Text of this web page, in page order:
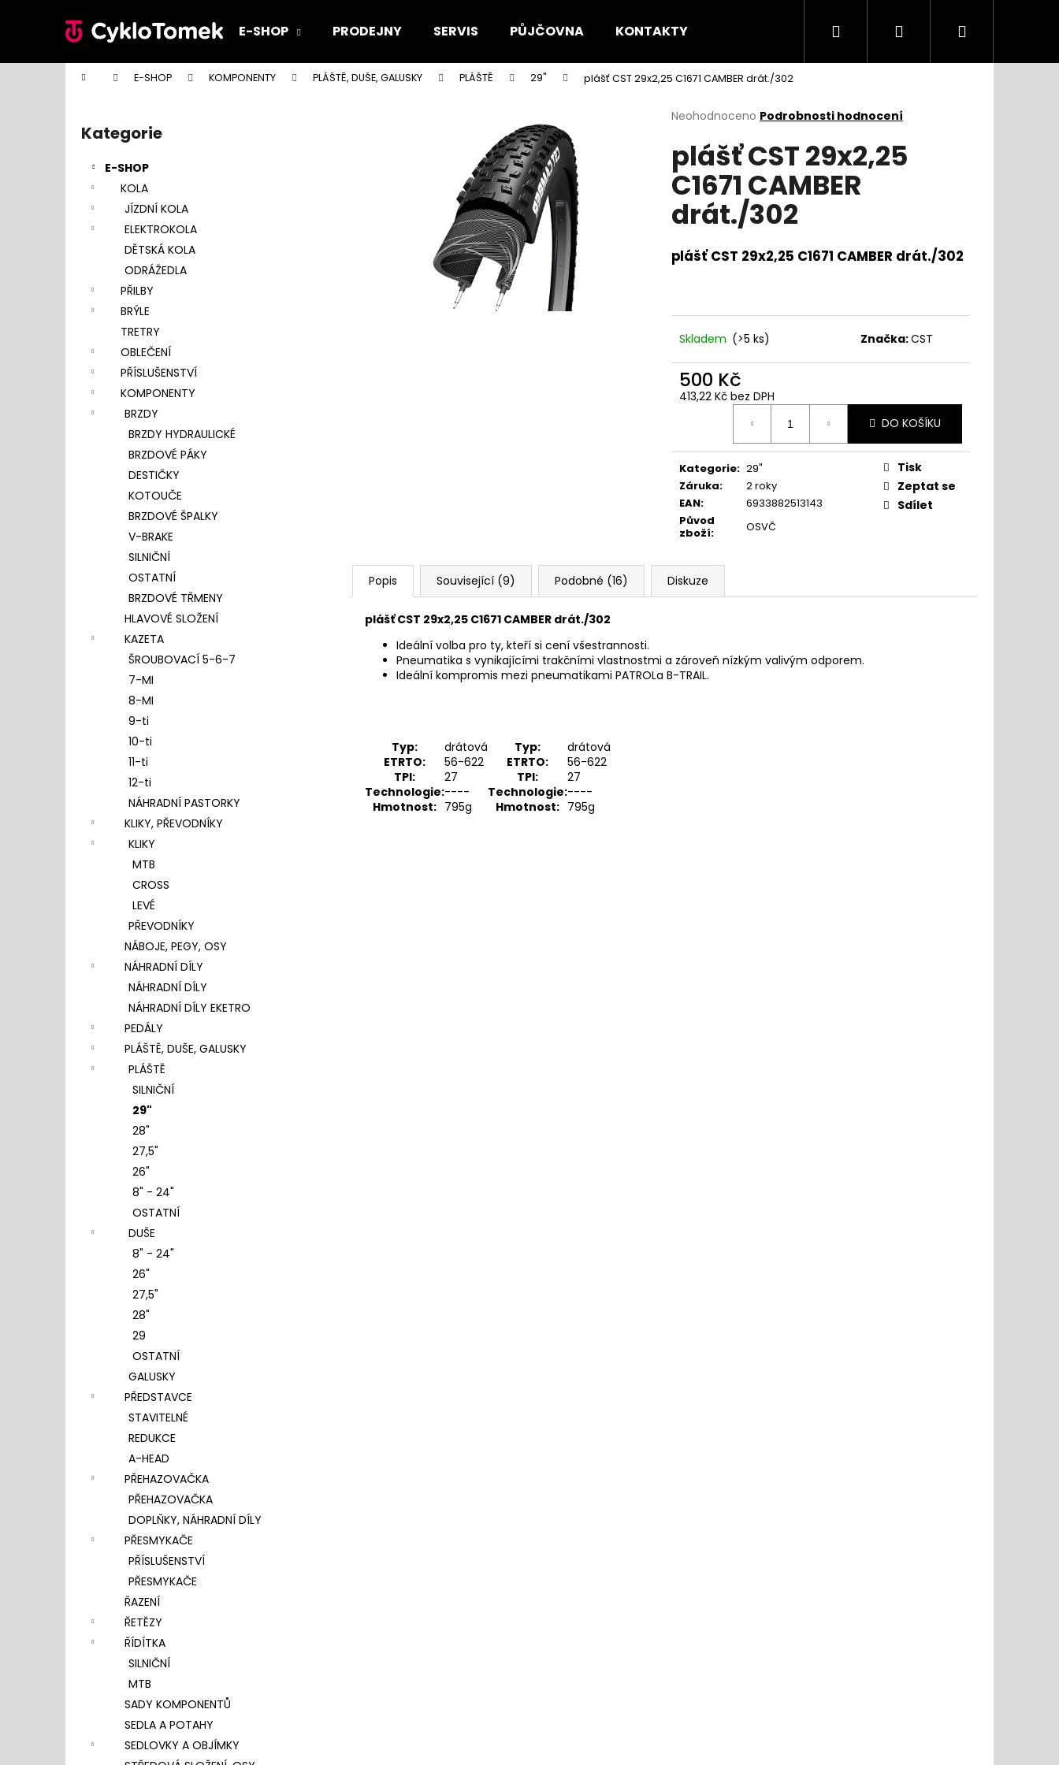
E-SHOP PRODEJNY SERVIS PŮJČOVNA KONTAKTY Hledat PřihlášeníNákupní
Domů E-SHOP KOMPONENTY PLÁŠTĚ, DUŠE, GALUSKY PLÁŠTĚ 29" plášť CST 29x2,25 C1671 CAMBER drát./302
Přeskočit
kategorie
Kategorie
E-SHOP
KOLA
JÍZDNÍ KOLA
ELEKTROKOLA
DĚTSKÁ KOLA
ODRÁŽEDLA
PŘILBY
BRÝLE
TRETRY
OBLEČENÍ
PŘÍSLUŠENSTVÍ
KOMPONENTY
BRZDY
BRZDY HYDRAULICKÉ
BRZDOVÉ PÁKY
DESTIČKY
KOTOUČE
BRZDOVÉ ŠPALKY
V-BRAKE
SILNIČNÍ
OSTATNÍ
BRZDOVÉ TŘMENY
HLAVOVÉ SLOŽENÍ
KAZETA
ŠROUBOVACÍ 5-6-7
7-MI
8-MI
9-ti
10-ti
11-ti
12-ti
NÁHRADNÍ PASTORKY
KLIKY, PŘEVODNÍKY
KLIKY
MTB
CROSS
LEVÉ
PŘEVODNÍKY
NÁBOJE, PEGY, OSY
NÁHRADNÍ DÍLY
NÁHRADNÍ DÍLY
NÁHRADNÍ DÍLY EKETRO
PEDÁLY
PLÁŠTĚ, DUŠE, GALUSKY
PLÁŠTĚ
SILNIČNÍ
29"
28"
27,5"
26"
8" - 24"
OSTATNÍ
DUŠE
8" - 24"
26"
27,5"
28"
29
OSTATNÍ
GALUSKY
PŘEDSTAVCE
STAVITELNÉ
REDUKCE
A-HEAD
PŘEHAZOVAČKA
PŘEHAZOVAČKA
DOPLŇKY, NÁHRADNÍ DÍLY
PŘESMYKAČE
PŘÍSLUŠENSTVÍ
PŘESMYKAČE
ŘAZENÍ
ŘETĚZY
ŘÍDÍTKA
SILNIČNÍ
MTB
SADY KOMPONENTŮ
SEDLA A POTAHY
SEDLOVKY A OBJÍMKY
Průměrné
produktu
je
0,0
z
5
hvězdiček.
Neohodnoceno Podrobnosti hodnocení
plášť CST 29x2,25
C1671 CAMBER
drát./302
plášť CST 29x2,25 C1671 CAMBER drát./302
Skladem (>5 ks) Značka:CST
500 Kč
413,22 Kč bez DPH
DO KOŠÍKU
Kategorie: 29"
Záruka:
2 roky
EAN:
6933882513143
Původ
zboží: OSVČ
Tisk
Zeptat se
Sdílet
Popis Související (9) Podobné (16) Diskuze
plášť CST 29x2,25 C1671 CAMBER drát./302
Ideální volba pro ty, kteří si cení všestrannosti.
Pneumatika s vynikajícími trakčními vlastnostmi a zároveň nízkým valivým odporem.
Ideální kompromis mezi pneumatikami PATROLa B-TRAIL.
Typ:
drátová
ETRTO:
56-622
TPI:
27
Technologie:----
Hmotnost: 795g
Typ:
drátová
ETRTO:
56-622
TPI:
27
Technologie:----
Hmotnost: 795g
í
Zpět
do
Zpět
do
Co potřebujete najít?
Doporučujeme